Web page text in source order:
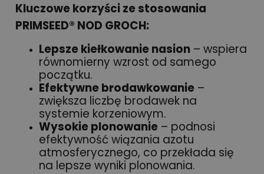
Kluczowe korzyści ze stosowania
PRIMSEED® NOD GROCH:
Lepsze kiełkowanie nasion – wspiera
równomierny wzrost od samego
początku.
Efektywne brodawkowanie –
zwiększa liczbę brodawek na
systemie korzeniowym.
Wysokie plonowanie – podnosi
efektywność wiązania azotu
atmosferycznego, co przekłada się
na lepsze wyniki plonowania.